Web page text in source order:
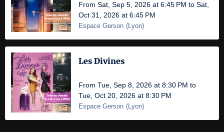
From Sat, Sep 5, 2026 at 6:45 PM to Sat,
Oct 31, 2026 at 6:45 PM
Espace Gerson (Lyon)
Les Divines
From Tue, Sep 8, 2026 at 8:30 PM to
Tue, Oct 20, 2026 at 8:30 PM
Espace Gerson (Lyon)